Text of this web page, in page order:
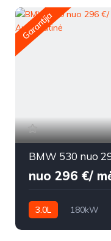
Garantija
nuo 296 €/
3.0L 180kW